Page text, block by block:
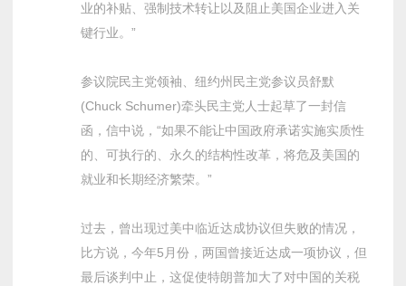
业的补贴、强制技术转让以及阻止美国企业进入关
键行业。”
参议院民主党领袖、纽约州民主党参议员舒默
(Chuck Schumer)牵头民主党人士起草了一封信
函，信中说，“如果不能让中国政府承诺实施实质性
的、可执行的、永久的结构性改革，将危及美国的
就业和长期经济繁荣。”
过去，曾出现过美中临近达成协议但失败的情况，
比方说，今年5月份，两国曾接近达成一项协议，但
最后谈判中止，这促使特朗普加大了对中国的关税